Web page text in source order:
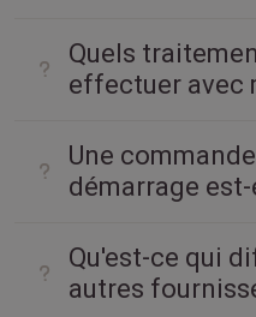
Quels
effectuer avec
Une
démarrage
Qu'est-ce qui
autres